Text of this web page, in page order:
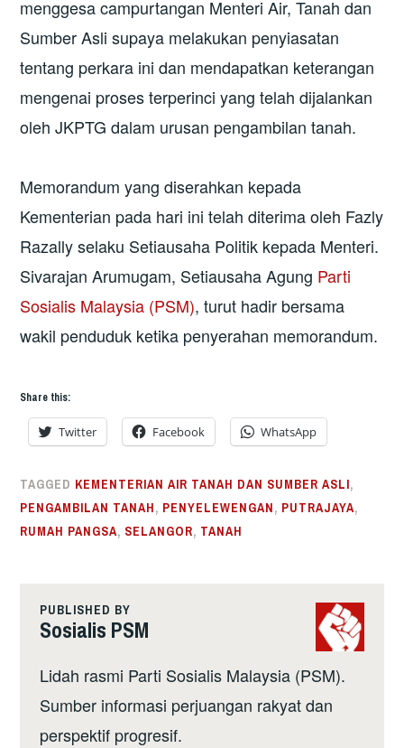
menggesa campurtangan Menteri Air, Tanah dan
Sumber Asli supaya melakukan penyiasatan
tentang perkara ini dan mendapatkan keterangan
mengenai proses terperinci yang telah dijalankan
oleh JKPTG dalam urusan pengambilan tanah.
Memorandum yang diserahkan kepada
Kementerian pada hari ini telah diterima oleh Fazly
Razally selaku Setiausaha Politik kepada Menteri.
Sivarajan Arumugam, Setiausaha Agung Parti
Sosialis Malaysia (PSM), turut hadir bersama
wakil penduduk ketika penyerahan memorandum.
Share this:
Twitter Facebook WhatsApp
TAGGED KEMENTERIAN AIR TANAH DAN SUMBER ASLI,
PENGAMBILAN TANAH, PENYELEWENGAN, PUTRAJAYA,
RUMAH PANGSA, SELANGOR, TANAH
PUBLISHED BY
Sosialis PSM
Lidah rasmi Parti Sosialis Malaysia (PSM).
Sumber informasi perjuangan rakyat dan
perspektif progresif.